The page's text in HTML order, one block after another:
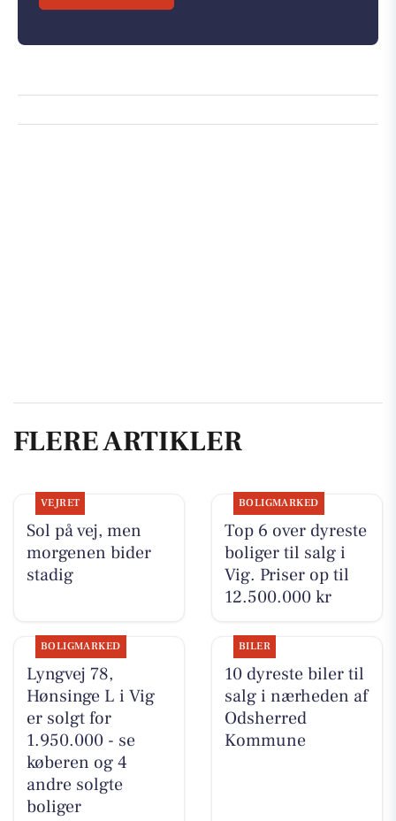
FLERE ARTIKLER
VEJRET
Sol på vej, men
morgenen bider
stadig
BOLIGMARKED
Top 6 over dyreste
boliger til salg i
Vig. Priser op til
12.500.000 kr
BOLIGMARKED
Lyngvej 78,
Hønsinge L i Vig
er solgt for
1.950.000 - se
køberen og 4
andre solgte
boliger
BILER
10 dyreste biler til
salg i nærheden af
Odsherred
Kommune